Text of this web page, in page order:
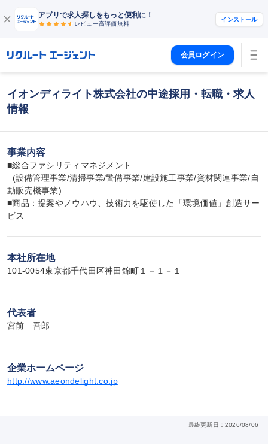
アプリで求人探しをもっと便利に！
レビュー高評価無料
インストール
会員ログイン
イオンディライト株式会社の中途採用・転職・求人
情報
事業内容
■総合ファシリティマネジメント
動販売機事業)
■商品：提案やノウハウ、技術力を駆使した「環境価値」創造サー
ビス
本社所在地
101-0054東京都千代田区神田錦町１－１－１
代表者
宮前　吾郎
企業ホームページ
http://www.aeondelight.co.jp
最終更新日：2026/08/06